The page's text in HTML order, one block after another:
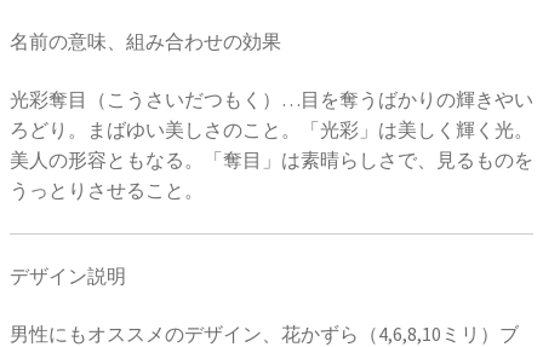
名前の意味、組み合わせの効果
光彩奪目（こうさいだつもく）…目を奪うばかりの輝きやい
ろどり。まばゆい美しさのこと。「光彩」は美しく輝く光。
美人の形容ともなる。「奪目」は素晴らしさで、見るものを
うっとりさせること。
デザイン説明
男性にもオススメのデザイン、花かずら（4,6,8,10ミリ）ブ